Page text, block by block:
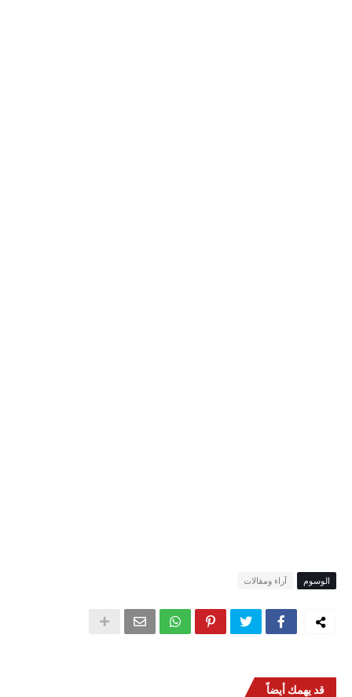
الوسوم آراء ومقالات
قد يهمك أيضاً